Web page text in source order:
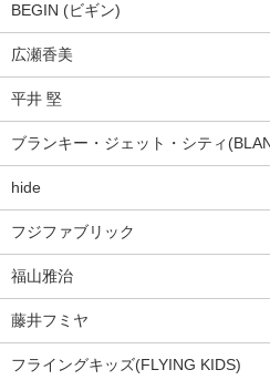
BEGIN (ビギン)
広瀬香美
平井 堅
ブランキー・ジェット・シティ
hide
フジファブリック
福山雅治
藤井フミヤ
フライングキッズ(FLYING KIDS)